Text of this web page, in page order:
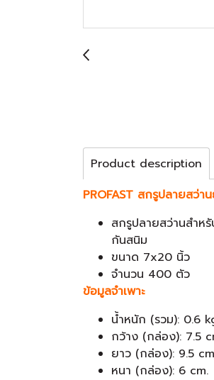
Product description
PROFAST สกรูปลายสว่
สกรูปลายสว่านสำหรั
กันสนิม
ขนาด 7x20 นิ้ว
จำนวน 400 ตัว
ข้อมูลจำเพาะ
น้ำหนัก (รวม): 0.6
กว้าง (กล่อง): 7.5
ยาว (กล่อง): 9.5
หนา (กล่อง): 6 cm.